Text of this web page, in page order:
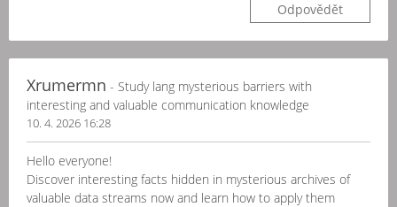
Odpovědět
Xrumermn - Study lang mysterious barriers with
interesting and valuable communication knowledge
10. 4. 2026 16:28
Hello everyone!
Discover interesting facts hidden in mysterious archives of
valuable data streams now and learn how to apply them